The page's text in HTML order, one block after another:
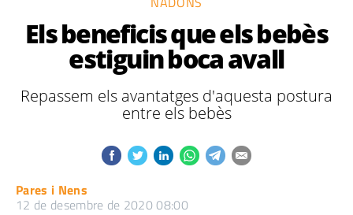
Els beneficis que els bebès
estiguin boca avall
Repassem els avantatges d'aquesta postura
entre els bebès
Pares i Nens
12 de desembre de 2020 08:00